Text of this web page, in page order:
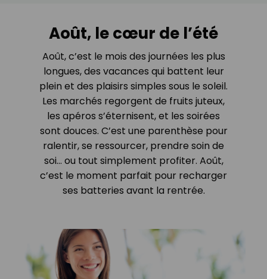
Août, le cœur de l’été
Août, c’est le mois des journées les plus
longues, des vacances qui battent leur
plein et des plaisirs simples sous le soleil.
Les marchés regorgent de fruits juteux,
les apéros s’éternisent, et les soirées
sont douces. C’est une parenthèse pour
ralentir, se ressourcer, prendre soin de
soi… ou tout simplement profiter. Août,
c’est le moment parfait pour recharger
ses batteries avant la rentrée.